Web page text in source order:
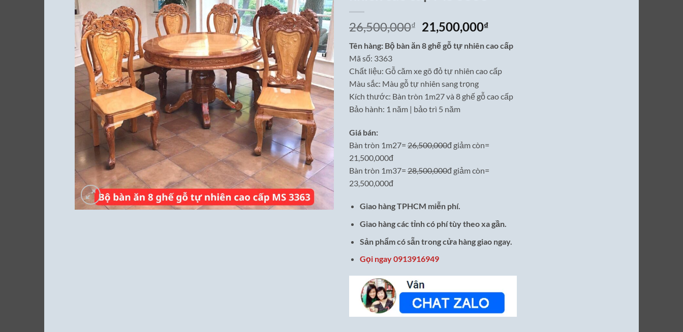
26,500,000₫
Giá
gốc
là:
21,500,000₫Giá
tại
21,500,000₫.
Tên hàng: Bộ bàn ăn 8 ghế gỗ tự nhiên cao cấp
Mã số: 3363
Chất liệu: Gỗ căm xe gõ đỏ tự nhiên cao cấp
Màu sắc: Màu gỗ tự nhiên sang trọng
Kích thước: Bàn tròn 1m27 và 8 ghế gỗ cao cấp
Bảo hành: 1 năm | bảo trì 5 năm
Giá bán:
Bàn tròn 1m27= 26,500,000đ giảm còn=
21,500,000đ
Bàn tròn 1m37= 28,500,000đ giảm còn=
23,500,000đ
Giao hàng TPHCM miễn phí.
Giao hàng các tỉnh có phí tùy theo xa gần.
Sản phẩm có sẵn trong cửa hàng giao ngay.
Gọi ngay 0913916949